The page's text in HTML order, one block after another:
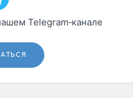
Telegram‑канале